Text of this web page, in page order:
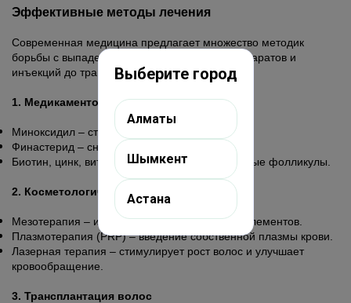
Эффективные методы лечения
Современная медицина предлагает множество методик
борьбы с выпадением волос, начиная от препаратов и
инъекций до трансплантации.
1. Медикаментозное лечение
Миноксидил – стимулирует рост волос.
Финастерид – снижает уровень ДГТ у мужчин.
Биотин, цинк, витамин D – укрепляют волосяные фолликулы.
2. Косметологические процедуры
Мезотерапия – инъекции витаминов и микроэлементов.
Плазмотерапия (PRP) – введение собственной плазмы крови.
Лазерная терапия – стимулирует рост волос и улучшает
кровообращение.
3. Трансплантация волос
Выберите город
Алматы
Шымкент
Астана